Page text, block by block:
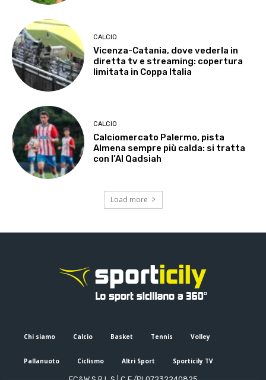
CALCIO
Vicenza-Catania, dove vederla in
diretta tv e streaming: copertura
limitata in Coppa Italia
CALCIO
Calciomercato Palermo, pista
Almena sempre più calda: si tratta
con l’Al Qadsiah
Load more
Chi siamo Calcio Basket Tennis Volley
Pallanuoto Ciclismo Altri Sport Sporticily TV